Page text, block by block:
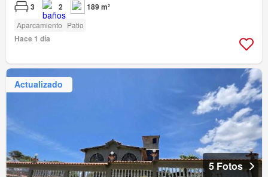
3 2 189 m²
Aparcamiento Patio
Hace 1 día
Actualizado
5 Fotos